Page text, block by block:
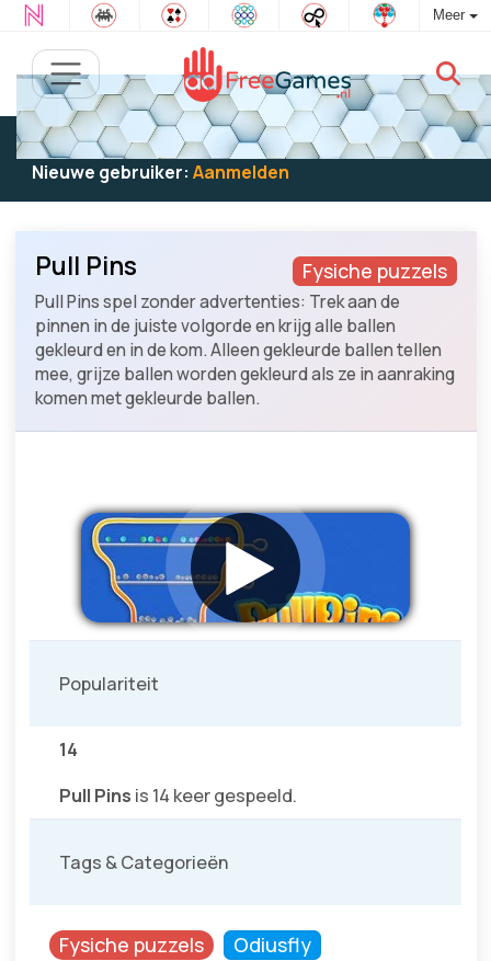
Meer
Bestaande gebruiker: Log in
om te spelen
Nieuwe gebruiker: Aanmelden
Fysiche puzzels
Pull Pins
Pull Pins spel zonder advertenties: Trek aan de
pinnen in de juiste volgorde en krijg alle ballen
gekleurd en in de kom. Alleen gekleurde ballen tellen
mee, grijze ballen worden gekleurd als ze in aanraking
komen met gekleurde ballen.
Populariteit
14
Pull Pins is 14 keer gespeeld.
Tags & Categorieën
Fysiche puzzels
Odiusfly